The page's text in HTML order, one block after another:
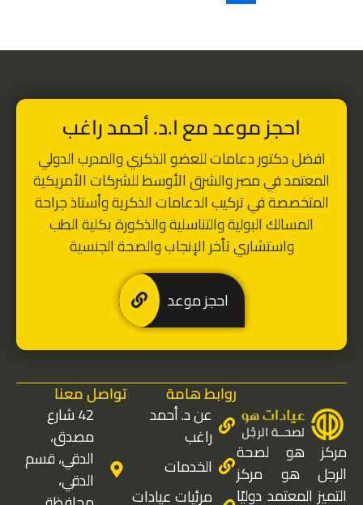
احجز موعد مع ا.د. أحمد راغب
افضل دكتور دعامات للعضو الذكريوالمدرب الدولي
المعتمد في مصر والشرق الأوسط للشركات الأمريكية
المتخصصة في تركيب الدعامات الذكريةوأستاذ جراحة
المسالك البولية والتناسلية والذكورة بكلية الطب
واستشاري تأخر الإنجاب والصحة الجنسية
احجز موعد
مركز هو لصحة
الرجل هو مركز
التميز المعتمد دوليًا
روابط هامة
عن د. أحمد
راغب
الخدمات
مرئيات عيادات
تواصل معنا
42 شارع
مصدق،
الدقي، قسم
الدقي،